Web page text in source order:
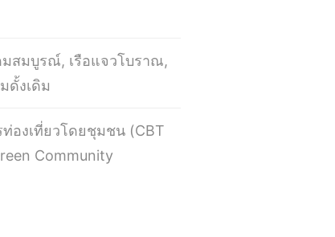
มสมบูรณ์, เรือแจวโบราณ,
ดั้งเดิม
องเที่ยวโดยชุมชน (CBT
Community